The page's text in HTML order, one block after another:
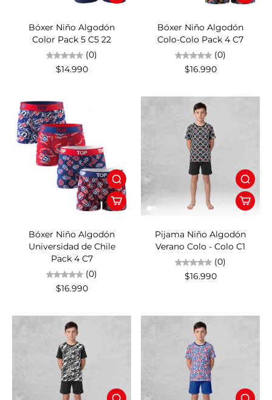
Bóxer Niño Algodón
Color Pack 5 C5 22
(0)
$14.990
Bóxer Niño Algodón
Colo-Colo Pack 4 C7
(0)
$16.990
Bóxer Niño Algodón
Universidad de Chile
Pack 4 C7
(0)
$16.990
Pijama Niño Algodón
Verano Colo - Colo C1
(0)
$16.990